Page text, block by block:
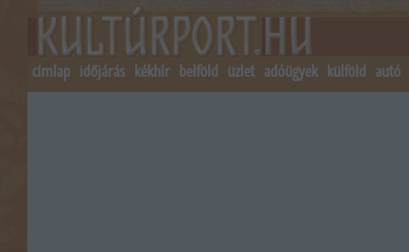
címlap időjárás kékhír belföld üzlet adóügyek külföld autó